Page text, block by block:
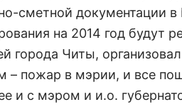
сметной документации
на 2014 год будут
города Читы,
– пожар в мэрии, и все
и с мэром и и.о.